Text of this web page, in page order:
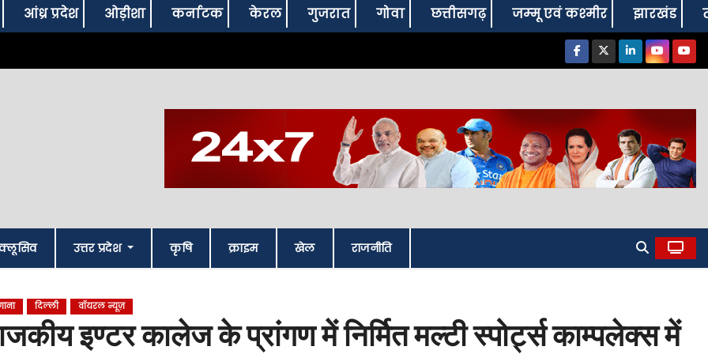
आंध्र प्रदेश ओड़ीशा कर्नाटक केरल गुजरात गोवा छत्तीसगढ़ जम्‍मू एवं कश्‍मीर झारखंड
उत्तर प्रदेश कृषि क्राइम खेल राजनीति
दिल्‍ली वॉयरल न्यूज़
राजकीय इण्टर कालेज के प्रांगण में निर्मित मल्टी स्पोर्ट्स काम्पलेक्स में